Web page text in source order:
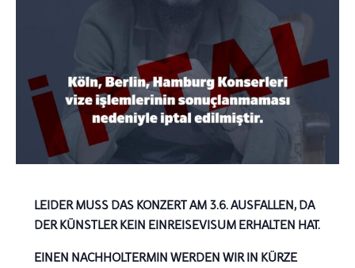
LEIDER MUSS DAS KONZERT AM 3.6. AUSFALLEN, DA
DER KÜNSTLER KEIN EINREISEVISUM ERHALTEN HAT.
EINEN NACHHOLTERMIN WERDEN WIR IN KÜRZE